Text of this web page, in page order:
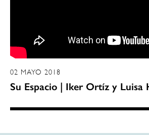
02 MAYO 2018
Su Espacio | Iker Ortíz y Luisa